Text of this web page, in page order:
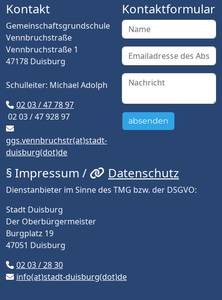
Kontakt
Gemeinschaftsgrundschule
Vennbruchstraße
Vennbruchstraße 1
47178 Duisburg
Schulleiter: Michael Adolph
02 03 / 47 78 97
02 03 / 47 928 97
ggs.vennbruchstr(at)stadt-
duisburg(dot)de
Kontaktformular
absenden
§ Impressum / Datenschutz
Dienstanbieter im Sinne des TMG bzw. der DSGVO:
Stadt Duisburg
Der Oberbürgermeister
Burgplatz 19
47051 Duisburg
02 03 / 28 30
info(at)stadt-duisburg(dot)de